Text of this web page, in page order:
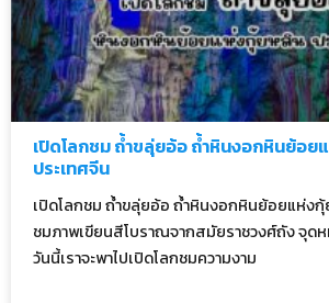
เปิดโลกชม ถ้ำขลุ่ยอ้อ ถ้ำหินงอกหินย้อย
ประเทศจีน
เปิดโลกชม ถ้ำขลุ่ยอ้อ ถ้ำหินงอกหินย้อยแห่ง
ชมภาพเขียนสีโบราณจากสมัยราชวงศ์ถัง จุด
วันนี้เราจะพาไปเปิดโลกชมความงาม